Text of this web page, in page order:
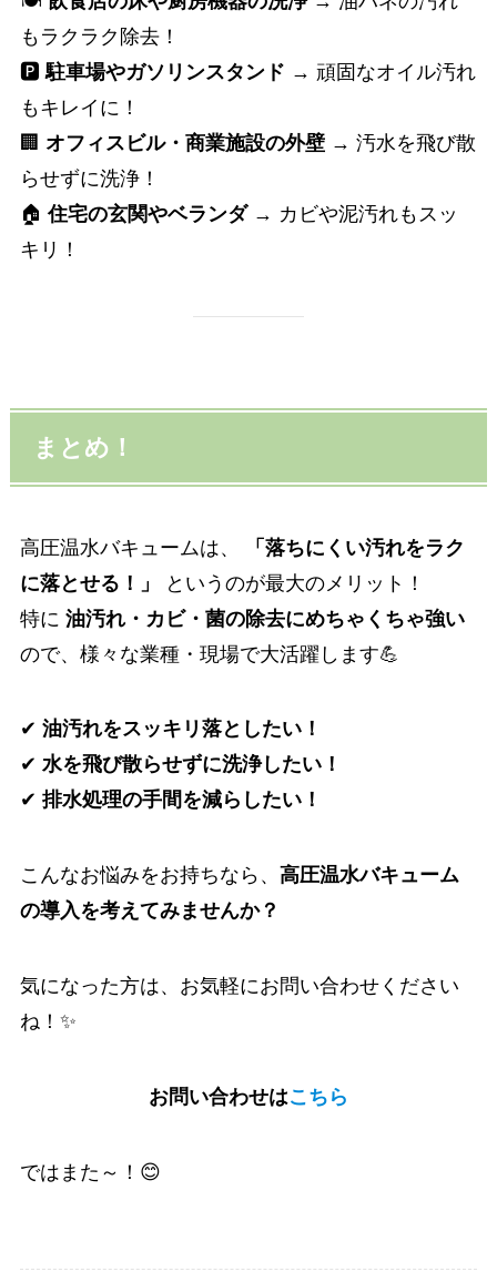
もラクラク除去！
🅿駐車場やガソリンスタンド → 頑固なオイル汚れ
もキレイに！
🏢 オフィスビル・商業施設の外壁→ 汚水を飛び散
らせずに洗浄！
🏠住宅の玄関やベランダ→ カビや泥汚れもスッ
キリ！
まとめ！
高圧温水バキュームは、
「落ちにくい汚れをラク
に落とせる！」
というのが最大のメリット！
特に 油汚れ・カビ・菌の除去にめちゃくちゃ強い
ので、様々な業種・現場で大活躍します💪
✔ 油汚れをスッキリ落としたい！
✔ 水を飛び散らせずに洗浄したい！
✔ 排水処理の手間を減らしたい！
こんなお悩みをお持ちなら、 高圧温水バキューム
の導入を考えてみませんか？
気になった方は、お気軽にお問い合わせください
ね！✨
お問い合わせはこちら
ではまた～！😊